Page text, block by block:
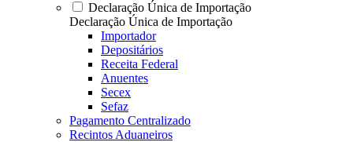
Declaração Única de Importação
Declaração Única de Importação
Importador
Depositários
Receita Federal
Anuentes
Secex
Sefaz
Pagamento Centralizado
Recintos Aduaneiros